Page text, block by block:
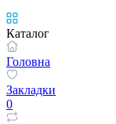
Каталог
Головна
Закладки
0